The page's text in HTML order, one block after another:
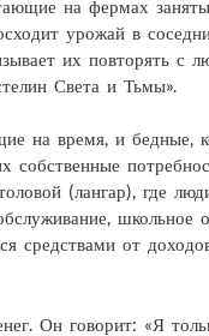
на фермах
урожай в
их повторять с
Света и Тьмы».
на время, и бедные,
собственные
(лангар), где
школьное
средствами от
Он говорит: «Я